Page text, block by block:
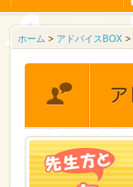
ホーム > アドバイスBOX >